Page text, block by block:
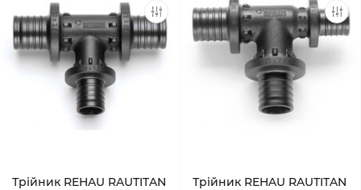
Трійник REHAU RAUTITAN
Трійник REHAU RAUTITAN